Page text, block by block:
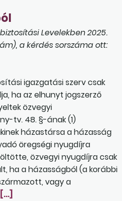
Levelekben 2025.
a kérdés sorszáma ott:
igazgatási szerv csak
ha az elhunyt jogszerző
özvegyi
tv. 48. §-ának (1)
házastársa a házasság
öregségi nyugdíjra
özvegyi nyugdíjra csak
ha a házasságból (a korábbi
vagy a
[…]